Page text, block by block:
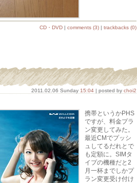
CD・DVD | comments (3) | trackbacks (0)
2011.02.06 Sunday 15:04 | posted by choi2
携帯というかPHS
ですが、料金プラ
ン変更してみた。
最近CMでプッシ
ュしてるだれとで
も定額に。SIMタ
イプの機種だと2
月一杯までしかプ
ラン変更受け付け